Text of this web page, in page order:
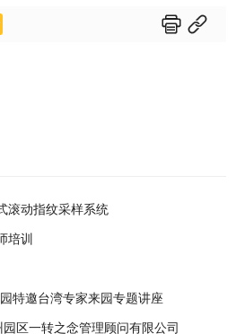
 
滚动指纹采样系统
培训
特邀台湾专家来园专题讲座
区一转之念管理顾问有限公司